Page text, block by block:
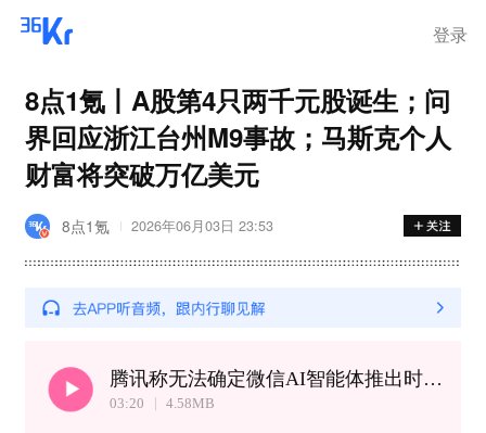
登录
8点1氪丨A股第4只两千元股诞生；问
界回应浙江台州M9事故；马斯克个人
财富将突破万亿美元
8点1氪 2026年06月03日 23:53
腾讯称无法确定微信AI智能体推出时间丨马斯克个人财富将突破万亿美元
03:20 4.58MB